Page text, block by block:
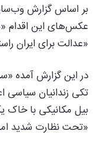
بر اساس گزارش
عکس‌های این اقدام
«عدالت برای ایران
در این گزارش آمده
بیل مکانیکی با
«تحت نظارت شدید